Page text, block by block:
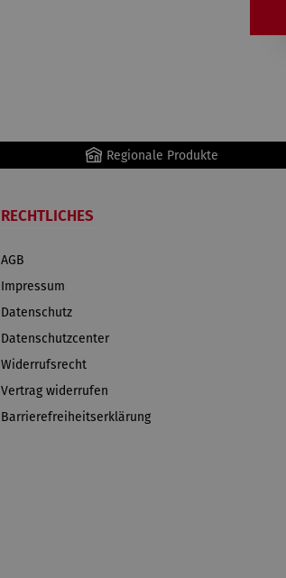
Regionale Produkte
RECHTLICHES
AGB
Impressum
Datenschutz
Datenschutzcenter
Widerrufsrecht
Vertrag widerrufen
Barrierefreiheitserklärung